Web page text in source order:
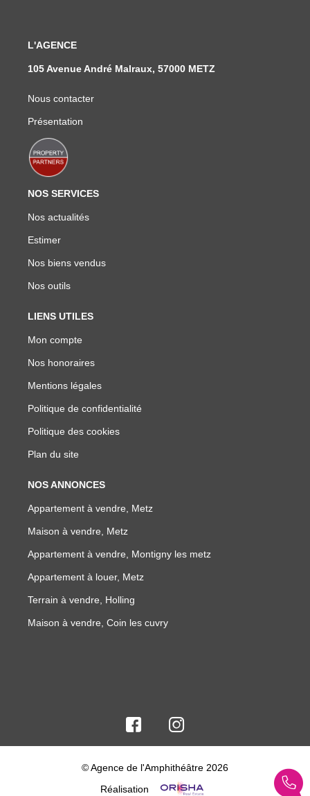
L'AGENCE
105 Avenue André Malraux, 57000 METZ
Nous contacter
Présentation
NOS SERVICES
Nos actualités
Estimer
Nos biens vendus
Nos outils
LIENS UTILES
Mon compte
Nos honoraires
Mentions légales
Politique de confidentialité
Politique des cookies
Plan du site
NOS ANNONCES
Appartement à vendre, Metz
Maison à vendre, Metz
Appartement à vendre, Montigny les metz
Appartement à louer, Metz
Terrain à vendre, Holling
Maison à vendre, Coin les cuvry
© Agence de l'Amphithéâtre 2026
Réalisation